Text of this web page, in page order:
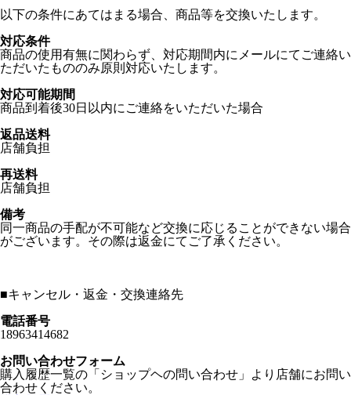
以下の条件にあてはまる場合、商品等を交換いたします。
対応条件
商品の使用有無に関わらず、対応期間内にメールにてご連絡い
ただいたもののみ原則対応いたします。
対応可能期間
商品到着後30日以内にご連絡をいただいた場合
返品送料
店舗負担
再送料
店舗負担
備考
同一商品の手配が不可能など交換に応じることができない場合
がございます。その際は返金にてご了承ください。
■キャンセル・返金・交換連絡先
電話番号
18963414682
お問い合わせフォーム
購入履歴一覧の「ショップヘの問い合わせ」より店舗にお問い
合わせください。